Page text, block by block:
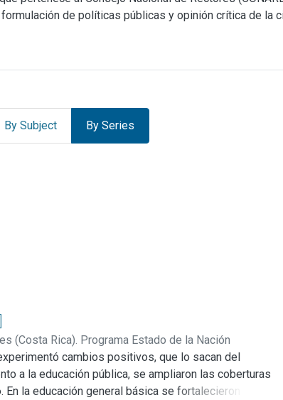
de políticas públicas y opinión crítica de la
By Subject By Series
by
(Costa Rica). Programa Estado de la Nación
cambios positivos, que lo sacan del
a la educación pública, se ampliaron las coberturas
la educación general básica se fortalecieron los